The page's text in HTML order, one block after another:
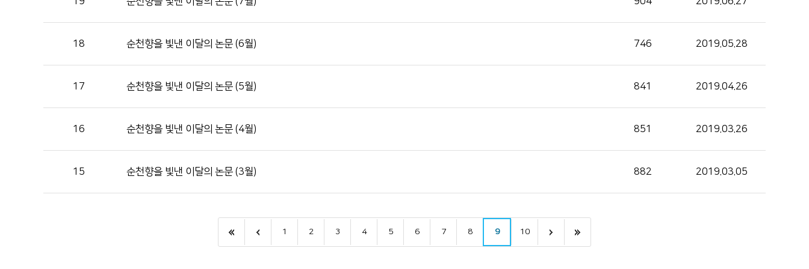
18 순천향을 빛낸 이달의 논문 (6월) 746 2019.05.28
17 순천향을 빛낸 이달의 논문 (5월) 841 2019.04.26
16 순천향을 빛낸 이달의 논문 (4월) 851 2019.03.26
15 순천향을 빛낸 이달의 논문 (3월) 882 2019.03.05
1 2 3 4 5 6 7 8 9 10